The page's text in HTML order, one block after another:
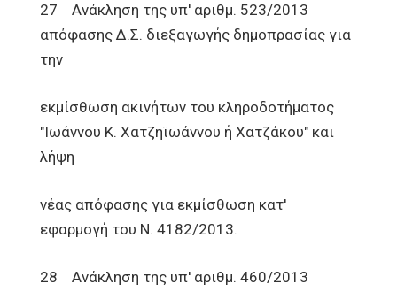
27 Ανάκληση της υπ' αριθμ. 523/2013
απόφασης Δ.Σ. διεξαγωγής δημοπρασίας για
την
εκμίσθωση ακινήτων του κληροδοτήματος
"Ιωάννου Κ. Χατζηϊωάννου ή Χατζάκου" και
λήψη
νέας απόφασης για εκμίσθωση κατ'
εφαρμογή του Ν. 4182/2013.
28 Ανάκληση της υπ' αριθμ. 460/2013